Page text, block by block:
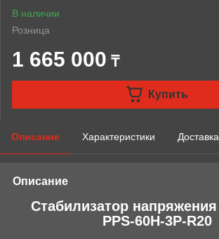
В наличии
Розница
1 665 000 ₸
Купить
Описание Характеристики Доставка
Описание
Стабилизатор
PPS-60H-3P-R20